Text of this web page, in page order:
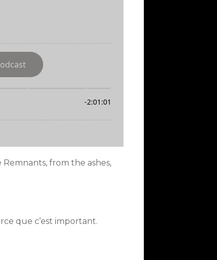
Remnants, from the ashes,
que c’est important.